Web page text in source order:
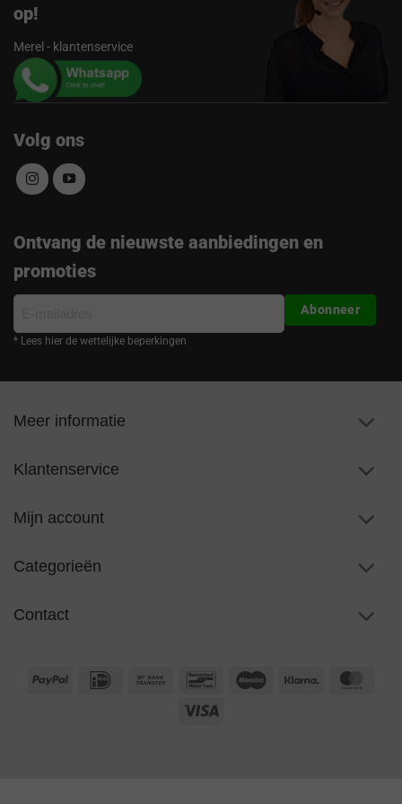
op!
Merel - klantenservice
Volg ons
Ontvang de nieuwste aanbiedingen en
promoties
mailadres
* Lees hier de wettelijke beperkingen
Abonneer
Meer informatie
Klantenservice
Mijn account
Categorieën
Contact
PayPal IDeal
Bank
BancontactMaestro Klarna